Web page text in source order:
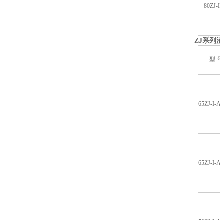
80ZJ-
ZJ系列
型
65ZJ-I-
65ZJ-I-